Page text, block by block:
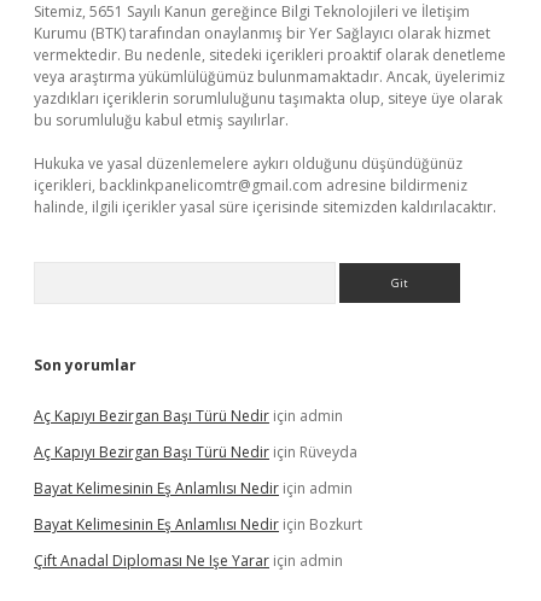
Sitemiz, 5651 Sayılı Kanun gereğince Bilgi Teknolojileri ve İletişim
Kurumu (BTK) tarafından onaylanmış bir Yer Sağlayıcı olarak hizmet
vermektedir. Bu nedenle, sitedeki içerikleri proaktif olarak denetleme
veya araştırma yükümlülüğümüz bulunmamaktadır. Ancak, üyelerimiz
yazdıkları içeriklerin sorumluluğunu taşımakta olup, siteye üye olarak
bu sorumluluğu kabul etmiş sayılırlar.
Hukuka ve yasal düzenlemelere aykırı olduğunu düşündüğünüz
içerikleri, backlinkpanelicomtr@gmail.com adresine bildirmeniz
halinde, ilgili içerikler yasal süre içerisinde sitemizden kaldırılacaktır.
Son yorumlar
Aç Kapıyı Bezirgan Başı Türü Nedir için admin
Aç Kapıyı Bezirgan Başı Türü Nedir için Rüveyda
Bayat Kelimesinin Eş Anlamlısı Nedir için admin
Bayat Kelimesinin Eş Anlamlısı Nedir için Bozkurt
Çift Anadal Diploması Ne Işe Yarar için admin